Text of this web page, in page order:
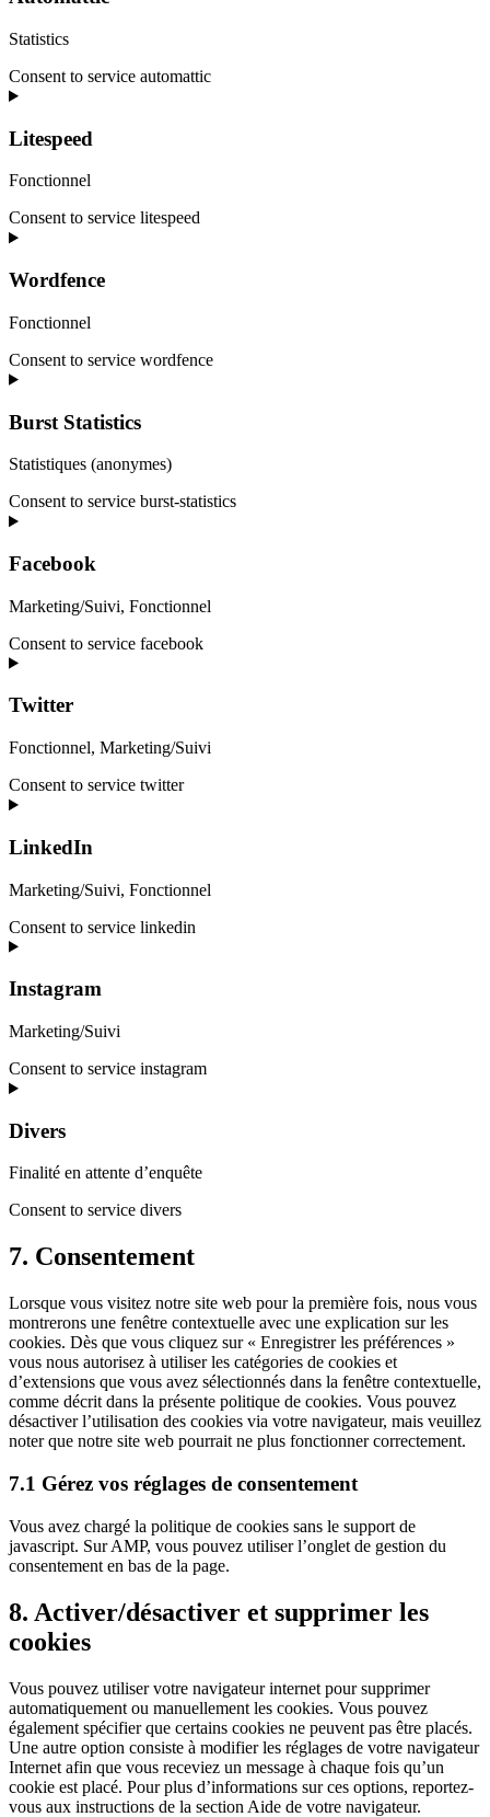
Statistics
Consent to service automattic
Litespeed
Fonctionnel
Consent to service litespeed
Wordfence
Fonctionnel
Consent to service wordfence
Burst Statistics
Statistiques (anonymes)
Consent to service burst-statistics
Facebook
Marketing/Suivi, Fonctionnel
Consent to service facebook
Twitter
Fonctionnel, Marketing/Suivi
Consent to service twitter
LinkedIn
Marketing/Suivi, Fonctionnel
Consent to service linkedin
Instagram
Marketing/Suivi
Consent to service instagram
Divers
Finalité en attente d’enquête
Consent to service divers
7. Consentement
Lorsque vous visitez notre site web pour la première fois, nous vous
montrerons une fenêtre contextuelle avec une explication sur les
cookies. Dès que vous cliquez sur « Enregistrer les préférences »
vous nous autorisez à utiliser les catégories de cookies et
d’extensions que vous avez sélectionnés dans la fenêtre contextuelle,
comme décrit dans la présente politique de cookies. Vous pouvez
désactiver l’utilisation des cookies via votre navigateur, mais veuillez
noter que notre site web pourrait ne plus fonctionner correctement.
7.1 Gérez vos réglages de consentement
Vous avez chargé la politique de cookies sans le support de
javascript. Sur AMP, vous pouvez utiliser l’onglet de gestion du
consentement en bas de la page.
8. Activer/désactiver et supprimer les
cookies
Vous pouvez utiliser votre navigateur internet pour supprimer
automatiquement ou manuellement les cookies. Vous pouvez
également spécifier que certains cookies ne peuvent pas être placés.
Une autre option consiste à modifier les réglages de votre navigateur
Internet afin que vous receviez un message à chaque fois qu’un
cookie est placé. Pour plus d’informations sur ces options, reportez-
vous aux instructions de la section Aide de votre navigateur.